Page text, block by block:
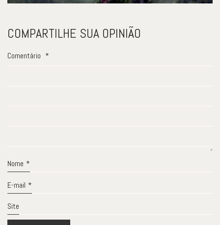
COMPARTILHE SUA OPINIÃO
Comentário *
Nome *
E-mail *
Site